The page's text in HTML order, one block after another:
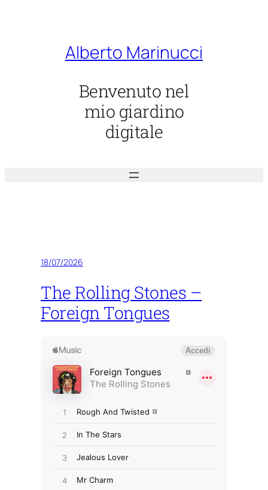
Alberto Marinucci
Benvenuto nel
mio giardino
digitale
18/07/2026
The Rolling Stones –
Foreign Tongues